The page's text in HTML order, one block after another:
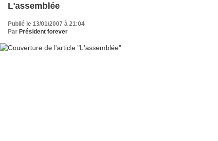
L'assemblée
Publié le 13/01/2007 à 21:04
Par Président forever